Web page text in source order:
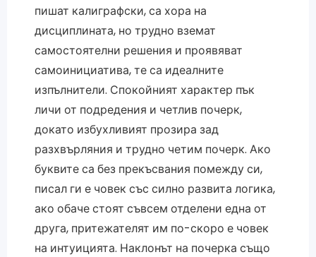
пишат калиграфски, са хора на
дисциплината, но трудно вземат
самостоятелни решения и проявяват
самоинициатива, те са идеалните
изпълнители. Спокойният характер пък
личи от подредения и четлив почерк,
докато избухливият прозира зад
разхвърляния и трудно четим почерк. Ако
буквите са без прекъсвания помежду си,
писал ги е човек със силно развита логика,
ако обаче стоят съвсем отделени една от
друга, притежателят им по-скоро е човек
на интуицията. Наклонът на почерка също